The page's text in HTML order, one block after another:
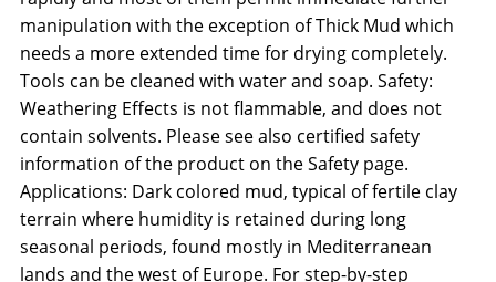
manipulation with the exception of Thick Mud which
needs a more extended time for drying completely.
Tools can be cleaned with water and soap. Safety:
Weathering Effects is not flammable, and does not
contain solvents. Please see also certified safety
information of the product on the Safety page.
Applications: Dark colored mud, typical of fertile clay
terrain where humidity is retained during long
seasonal periods, found mostly in Mediterranean
lands and the west of Europe. For step-by-step